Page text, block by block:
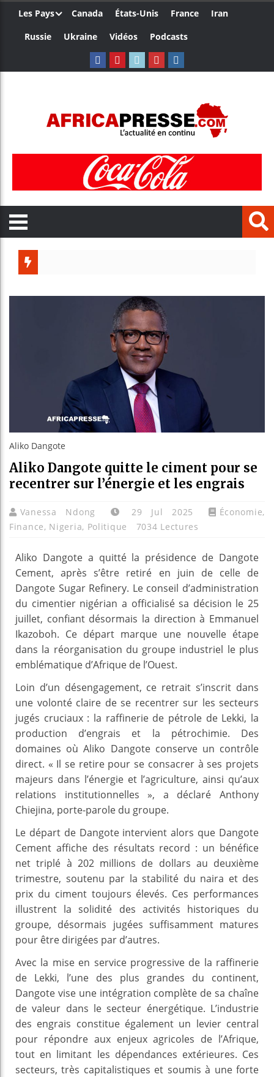
Les Pays Canada États-Unis France
Iran
Russie
Ukraine Vidéos Podcasts
Aliko Dangote
Aliko Dangote quitte le ciment pour se
recentrer sur l’énergie et les engrais
Vanessa Ndong 29 Jul 2025 Économie,
Finance, Nigeria, Politique 7034 Lectures
Aliko Dangote a quitté la présidence de Dangote
Cement, après s’être retiré en juin de celle de
Dangote Sugar Refinery. Le conseil d’administration
du cimentier nigérian a officialisé sa décision le 25
juillet, confiant désormais la direction à Emmanuel
Ikazoboh. Ce départ marque une nouvelle étape
dans la réorganisation du groupe industriel le plus
emblématique d’Afrique de l’Ouest.
Loin d’un désengagement, ce retrait s’inscrit dans
une volonté claire de se recentrer sur les secteurs
jugés cruciaux : la raffinerie de pétrole de Lekki, la
production d’engrais et la pétrochimie. Des
domaines où Aliko Dangote conserve un contrôle
direct. « Il se retire pour se consacrer à ses projets
majeurs dans l’énergie et l’agriculture, ainsi qu’aux
relations institutionnelles », a déclaré Anthony
Chiejina, porte-parole du groupe.
Le départ de Dangote intervient alors que Dangote
Cement affiche des résultats record : un bénéfice
net triplé à 202 millions de dollars au deuxième
trimestre, soutenu par la stabilité du naira et des
prix du ciment toujours élevés. Ces performances
illustrent la solidité des activités historiques du
groupe, désormais jugées suffisamment matures
pour être dirigées par d’autres.
Avec la mise en service progressive de la raffinerie
de Lekki, l’une des plus grandes du continent,
Dangote vise une intégration complète de sa chaîne
de valeur dans le secteur énergétique. L’industrie
des engrais constitue également un levier central
pour répondre aux enjeux agricoles de l’Afrique,
tout en limitant les dépendances extérieures. Ces
secteurs, très capitalistiques et soumis à une forte